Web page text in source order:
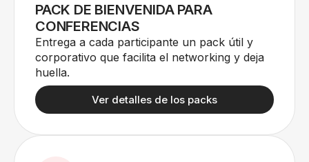
PACK DE BIENVENIDA PARA
CONFERENCIAS
Entrega a cada participante un pack útil y
corporativo que facilita el networking y deja
huella.
Ver detalles de los packs